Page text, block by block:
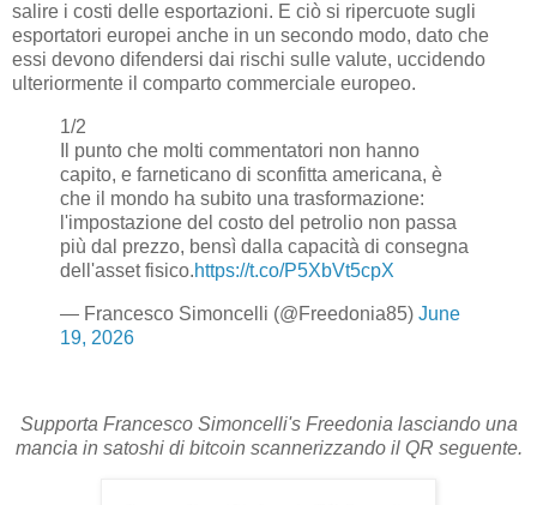
salire i costi delle esportazioni. E ciò si ripercuote sugli
esportatori europei anche in un secondo modo, dato che
essi devono difendersi dai rischi sulle valute, uccidendo
ulteriormente il comparto commerciale europeo.
1/2
Il punto che molti commentatori non hanno
capito, e farneticano di sconfitta americana, è
che il mondo ha subito una trasformazione:
l'impostazione del costo del petrolio non passa
più dal prezzo, bensì dalla capacità di consegna
dell'asset fisico.https://t.co/P5XbVt5cpX
— Francesco Simoncelli (@Freedonia85) June
19, 2026
Supporta Francesco Simoncelli's Freedonia lasciando una
mancia in satoshi di bitcoin scannerizzando il QR seguente.